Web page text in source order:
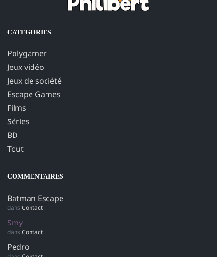
CATEGORIES
Polygamer
Jeux vidéo
Jeux de société
Escape Games
Films
Séries
BD
Tout
COMMENTAIRES
Batman Escape
dans Contact
Smy
dans Contact
Pedro